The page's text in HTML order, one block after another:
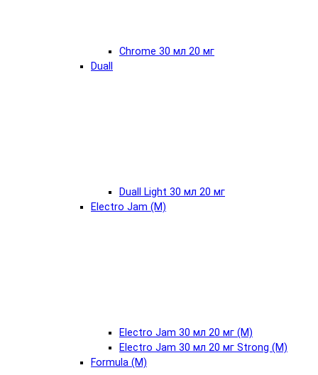
Chrome 30 мл 20 мг
Duall
Duall Light 30 мл 20 мг
Electro Jam (М)
Electro Jam 30 мл 20 мг (М)
Electro Jam 30 мл 20 мг Strong (М)
Formula (М)